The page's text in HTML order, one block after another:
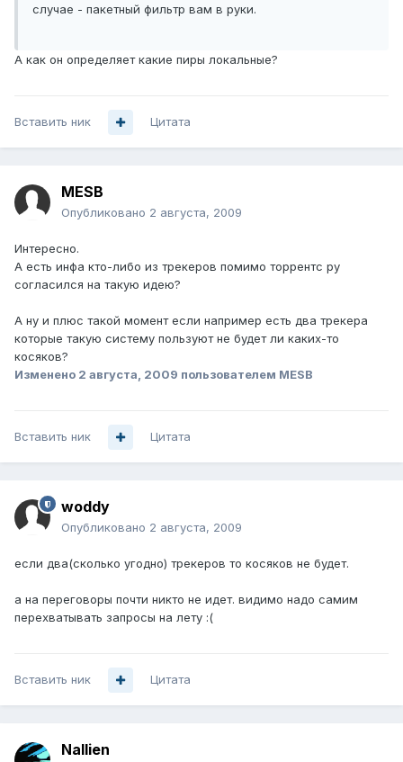
случае - пакетный фильтр вам в руки.
А как он определяет какие пиры локальные?
Вставить ник Цитата
MESB
Опубликовано 2 августа, 2009
Интересно.
А есть инфа кто-либо из трекеров помимо торрентс ру
согласился на такую идею?
А ну и плюс такой момент если например есть два трекера
которые такую систему пользуют не будет ли каких-то
косяков?
Изменено 2 августа, 2009 пользователем MESB
Вставить ник Цитата
woddy
Опубликовано 2 августа, 2009
если два(сколько угодно) трекеров то косяков не будет.
а на переговоры почти никто не идет. видимо надо самим
перехватывать запросы на лету :(
Вставить ник Цитата
Nallien